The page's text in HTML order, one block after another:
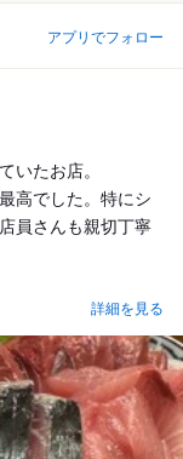
アプリでフォロー
いたお店。
高でした。特にシ
員さんも親切丁寧
詳細を見る